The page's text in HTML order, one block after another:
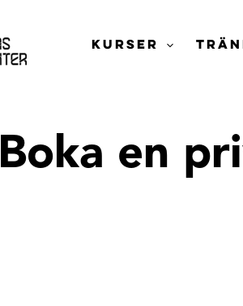
KURSER
Boka en